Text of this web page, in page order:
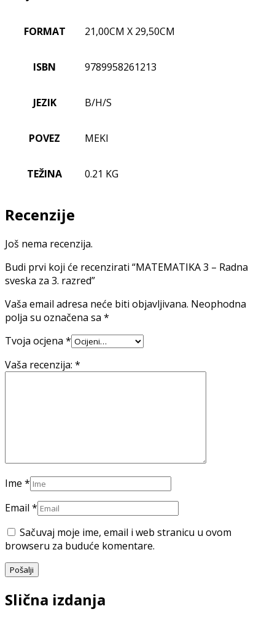
FORMAT 21,00CM X 29,50CM
ISBN 9789958261213
JEZIK B/H/S
POVEZ MEKI
TEŽINA 0.21 KG
Recenzije
Još nema recenzija.
Budi prvi koji će recenzirati “MATEMATIKA 3 – Radna
sveska za 3. razred”
Vaša email adresa neće biti objavljivana. Neophodna
polja su označena sa *
Tvoja ocjena *
Vaša recenzija: *
Ime *
Email *
Sačuvaj moje ime, email i web stranicu u ovom
browseru za buduće komentare.
Slična izdanja